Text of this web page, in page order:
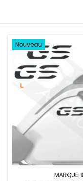
Nouveau
MARQUE: